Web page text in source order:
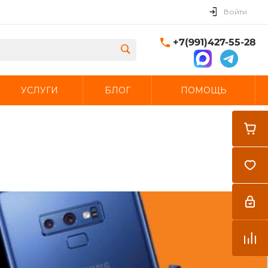
Войти
+7(991)427-55-28
УСЛУГИ БЛОГ ПОМОЩЬ